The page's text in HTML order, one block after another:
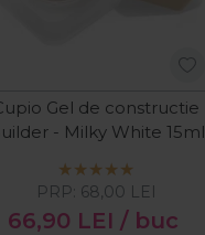
Gel de constructie
- Milky White 15ml
66,90 LEI / buc
PRP: 68,00 LEI